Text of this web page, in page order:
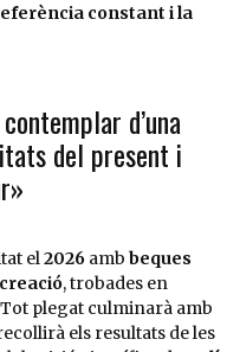
constant i la
d’una
del present i
el2026amb beques
, trobades en
Tot plegat culminarà amb
els resultats de les